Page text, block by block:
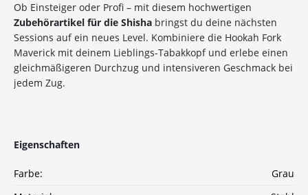
Ob Einsteiger oder Profi – mit diesem hochwertigen
Zubehörartikel für die Shisha bringst du deine nächsten
Sessions auf ein neues Level. Kombiniere die Hookah Fork
Maverick mit deinem Lieblings-Tabakkopf und erlebe einen
gleichmäßigeren Durchzug und intensiveren Geschmack bei
jedem Zug.
Eigenschaften
Farbe:
Grau
Ich habe dieDatenschutzerklärungzur
Kenntnis genommen